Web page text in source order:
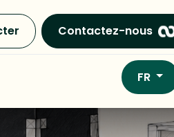
Contactez-nous
FR